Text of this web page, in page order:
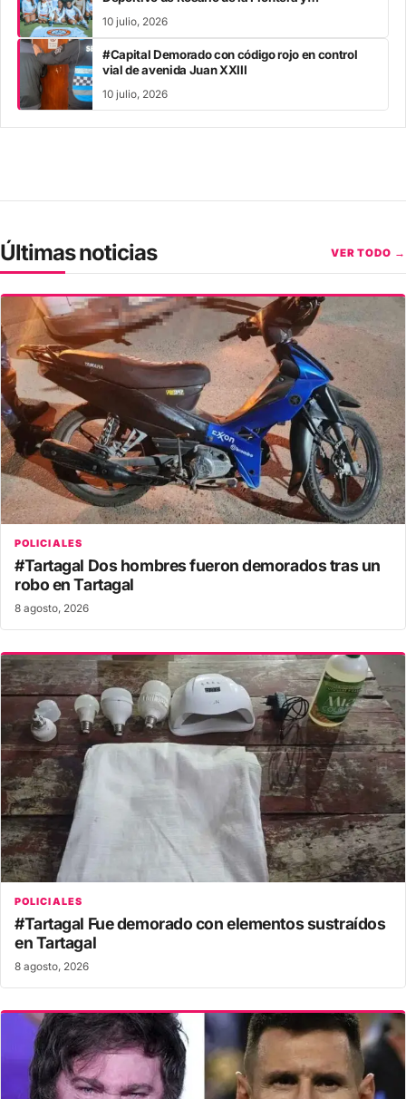
10 julio, 2026
#Capital Demorado con código rojo en control
vial de avenida Juan XXIII
10 julio, 2026
Últimas noticias VER TODO →
POLICIALES
#Tartagal Dos hombres fueron demorados tras un
robo en Tartagal
8 agosto, 2026
POLICIALES
#Tartagal Fue demorado con elementos sustraídos
en Tartagal
8 agosto, 2026